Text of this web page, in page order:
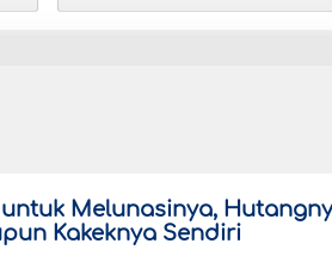
Melunasinya,
Kakeknya Sendiri